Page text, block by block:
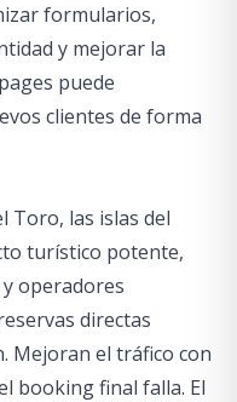
formularios,
y mejorar la
puede
clientes de forma
Toro, las islas del
turístico potente,
operadores
directas
Mejoran el tráfico con
booking final falla. El